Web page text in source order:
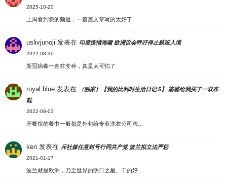
2025-10-20
上周看到您的频道，一篇篇文章写的太好了
uslivjunoji 发表在 印度疫情海啸 欧洲议会呼吁停止航班入境
2022-08-30
新冠病毒一直在变种，真是太可怕了
royal blue 发表在
（独家）【我的比利时生活日记 5】 婆婆给我买了一双布
鞋
2022-08-03
开餐馆的餐巾一般都是外包给专业洗衣公司洗…
ken 发表在 斥社媒任意封号行同共产党 波兰拟立法严惩
2021-01-17
波兰就是欧洲，乃至世界的明日之星。干的好…